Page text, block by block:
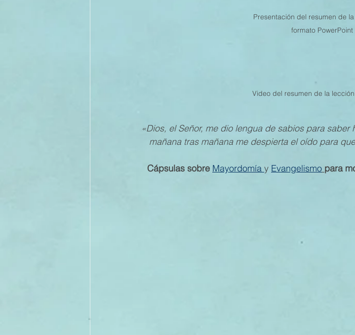
Presentación del resumen de
formato PowerPoint
Video del resumen de la
«Dios, el Señor, me dio lengua de sabios para
mañana tras mañana me despierta el oído para
Cápsulas sobre Mayordomía y Evangelismo para